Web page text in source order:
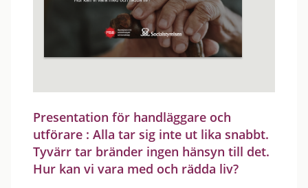
Presentation för handläggare och
utförare : Alla tar sig inte ut lika snabbt.
Tyvärr tar bränder ingen hänsyn till det.
Hur kan vi vara med och rädda liv?